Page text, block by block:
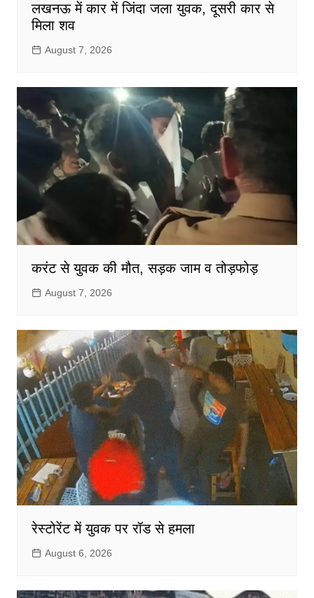
लखनऊ में कार में जिंदा जला युवक, दूसरी कार से
मिला शव
August 7, 2026
करंट से युवक की मौत, सड़क जाम व तोड़फोड़
August 7, 2026
रेस्टोरेंट में युवक पर रॉड से हमला
August 6, 2026